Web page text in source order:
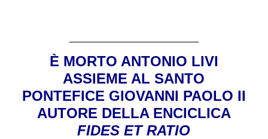
È MORTO ANTONIO LIVI
ASSIEME AL SANTO
PONTEFICE GIOVANNI PAOLO II
AUTORE DELLA ENCICLICA
FIDES ET RATIO